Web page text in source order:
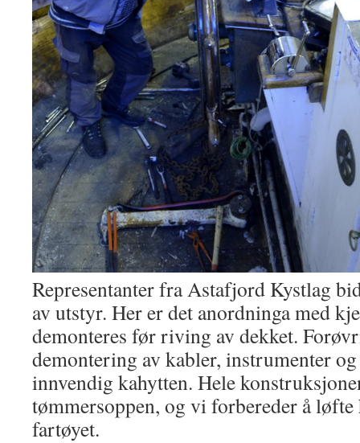
Representanter fra Astafjord Kystlag
av utstyr. Her er det anordninga med
demonteres før riving av dekket.
demontering av kabler, instrumenter
innvendig kahytten. Hele
tømmersoppen, og vi forbereder å løfte
fartøyet.